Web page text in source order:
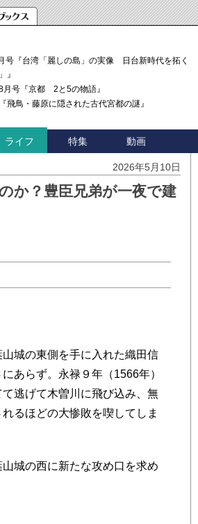
号『台湾「麗しの島」の実像 日台新時代を拓く「3
』
月号『京都 2と5の物語』
飛鳥・藤原に隠された古代宮都の謎』
ライフ 特集 動画
2026年5月10日
か？豊臣兄弟が一夜で建
城の東側を手に入れた織田信
あらず。永禄９年（1566年）
逃げて木曽川に飛び込み、無
るほどの大惨敗を喫してしま
城の西に新たな攻め口を求め